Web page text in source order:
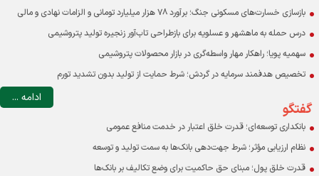
بازسازی خسارت‌های مسکونی جنگ؛ برآورد ۷۸ هزار میلیارد تومانی و الزامات نهادی و مالی
درس حمله به ماهشهر و عسلویه برای بازطراحی تاب‌آور زنجیره تولید پتروشیمی
سهمیه پویا؛ راهکار مهار واسطه‌گری در بازار محصولات پتروشیمی
تخصیص هدفمند سرمایه در گردش؛ شرط حمایت از تولید بدون تشدید تورم
ادامه ...
گفتگو
بانکداری توسعه‌ای؛ قدرت خلق اعتبار در خدمت منافع عمومی
نظام ارزیابی مؤثر؛ شرط جهت‌دهی بانک‌ها به سمت تولید و توسعه
قدرت خلق پول؛ مبنای حق حاکمیت برای وضع تکالیف بر بانک‌ها